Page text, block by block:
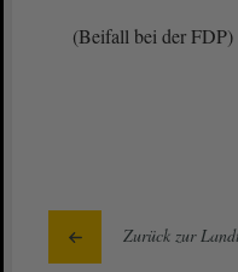
(Beifall bei der FDP)
Zurück zur